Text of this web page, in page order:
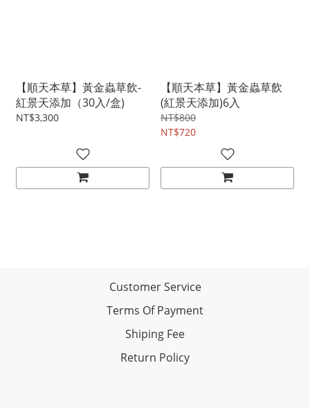
【順天本草】黃金蟲草飲-
紅景天添加（30入/盒)
NT$3,300
【順天本草】黃金蟲草飲
(紅景天添加)6入
NT$800
NT$720
Customer Service
Terms Of Payment
Shiping Fee
Return Policy